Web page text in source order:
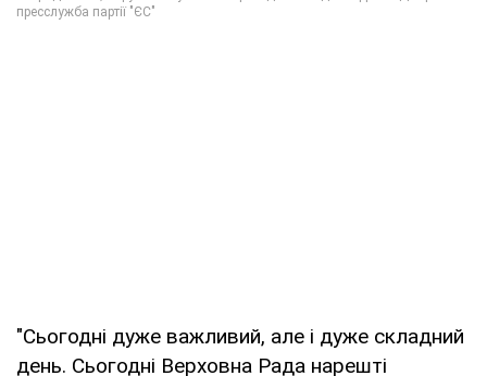
"Сьогодні дуже важливий, але і дуже складний
день. Сьогодні Верховна Рада нарешті